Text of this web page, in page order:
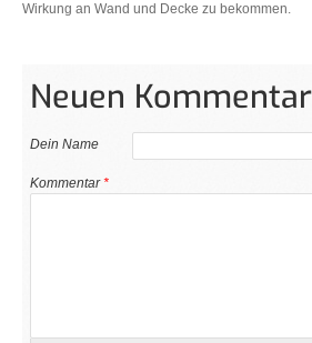
Wirkung an Wand und Decke zu bekommen.
Neuen
Dein Name
Kommentar*